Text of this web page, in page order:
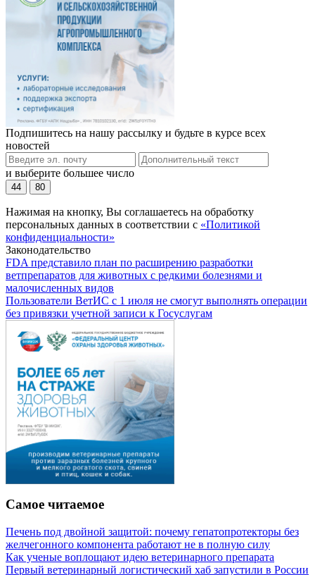
Подпишитесь на нашу рассылку и будьте в курсе всех
новостей
и выберите большее число
44 80
Нажимая на кнопку, Вы соглашаетесь на обработку
персональных данных в соответствии с «Политикой
конфиденциальности»
Законодательство
FDA представило план по расширению разработки
ветпрепаратов для животных с редкими болезнями и
малочисленных видов
Пользователи ВетИС с 1 июля не смогут выполнять операции
без привязки учетной записи к Госуслугам
Самое читаемое
Печень под двойной защитой: почему гепатопротекторы без
желчегонного компонента работают не в полную силу
Как ученые воплощают идею ветеринарного препарата
Первый ветеринарный логистический хаб запустили в России